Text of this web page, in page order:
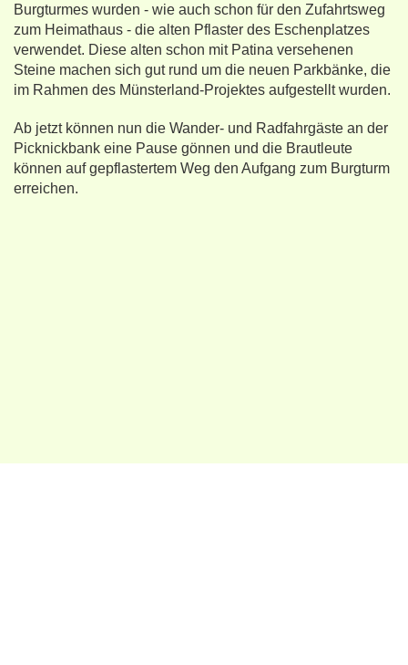
Burgturmes wurden - wie auch schon für den Zufahrtsweg
zum Heimathaus - die alten Pflaster des Eschenplatzes
verwendet. Diese alten schon mit Patina versehenen
Steine machen sich gut rund um die neuen Parkbänke, die
im Rahmen des Münsterland-Projektes aufgestellt wurden.
Ab jetzt können nun die Wander- und Radfahrgäste an der
Picknickbank eine Pause gönnen und die Brautleute
können auf gepflastertem Weg den Aufgang zum Burgturm
erreichen.